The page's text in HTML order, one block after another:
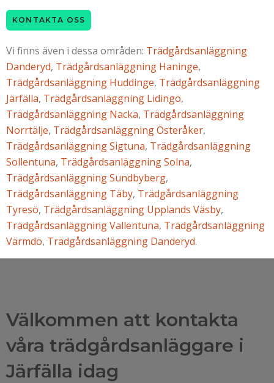
KONTAKTA OSS
Vi finns även i dessa områden: Trädgårdsanläggning
Danderyd, Trädgårdsanläggning Haninge,
Trädgårdsanläggning Huddinge, Trädgårdsanläggning
Järfälla, Trädgårdsanläggning Lidingö,
Trädgårdsanläggning Nacka, Trädgårdsanläggning
Norrtälje, Trädgårdsanläggning Österåker,
Trädgårdsanläggning Sigtuna, Trädgårdsanläggning
Sollentuna, Trädgårdsanläggning Solna,
Trädgårdsanläggning Sundbyberg,
Trädgårdsanläggning Täby, Trädgårdsanläggning
Tyresö, Trädgårdsanläggning Upplands Väsby,
Trädgårdsanläggning Vallentuna, Trädgårdsanläggning
Värmdö, Trädgårdsanläggning Danderyd.
Välkommen att kontakta
våra trädgårdsanläggare i
Järfälla idag